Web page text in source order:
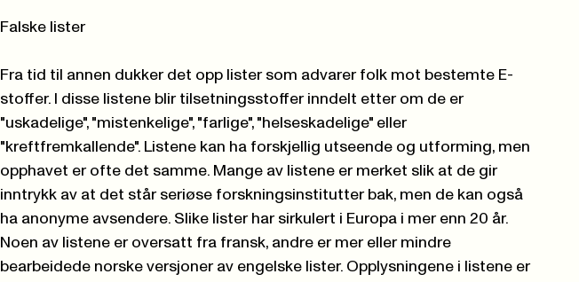
Falske lister
Fra tid til annen dukker det opp lister som advarer folk mot bestemte E-
stoffer. I disse listene blir tilsetningsstoffer inndelt etter om de er
"uskadelige", "mistenkelige", "farlige", "helseskadelige" eller
"kreftfremkallende". Listene kan ha forskjellig utseende og utforming, men
opphavet er ofte det samme. Mange av listene er merket slik at de gir
inntrykk av at det står seriøse forskningsinstitutter bak, men de kan også
ha anonyme avsendere. Slike lister har sirkulert i Europa i mer enn 20 år.
Noen av listene er oversatt fra fransk, andre er mer eller mindre
bearbeidede norske versjoner av engelske lister. Opplysningene i listene er